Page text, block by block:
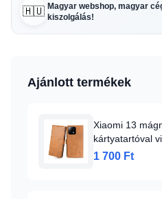
🇭🇺 Magyar webshop, magyar
kiszolgálás!
Ajánlott termékek
Xiaomi 13
kártyatartóval
1 700 Ft